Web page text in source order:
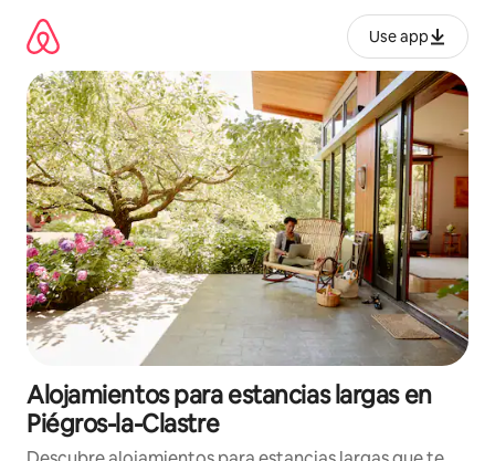
contenido
Use app
Alojamientos para estancias largas en
Piégros-la-Clastre